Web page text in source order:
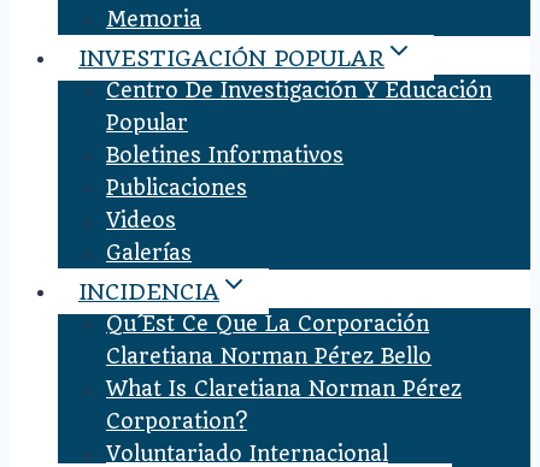
Memoria
INVESTIGACIÓN POPULAR
Centro De Investigación Y Educación
Popular
Boletines Informativos
Publicaciones
Videos
Galerías
INCIDENCIA
Qu´est Ce Que La Corporación
Claretiana Norman Pérez Bello
What Is Claretiana Norman Pérez
Corporation?
Voluntariado Internacional